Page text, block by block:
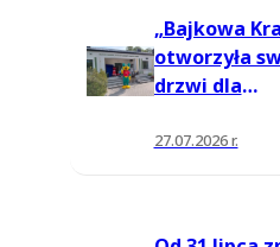
„Bajkowa
otworzyła
drzwi dla
27.07.2026 r.